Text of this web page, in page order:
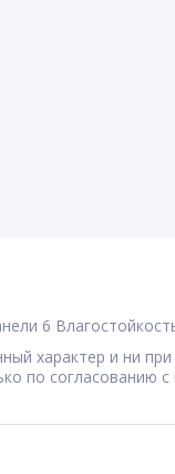
6
характер и ни
по